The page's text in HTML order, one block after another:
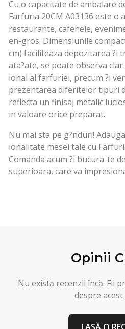
Cu o capacitate de ambalare
Farfuria 20CM A03136 este o
restaurante, cafenele,
en-gros. Dimensiunile
cm) faciliteaza depozitarea ?i
ata?ate, se poate observa
ional al farfuriei, precum ?i
prezentarea diferitelor tipuri
reflecta un finisaj metalic
in valoare orice preparat.
Nu mai sta pe g?nduri!
ionalitate mesei tale cu
Comanda acum ?i bucura-te
superioara, care va
Opinii
Nu există recenzii încă. Fii
despre